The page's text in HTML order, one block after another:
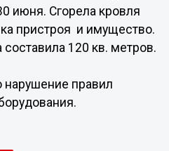
июня. Сгорела кровля
пристроя и имущество.
120 кв. метров.
нарушение правил